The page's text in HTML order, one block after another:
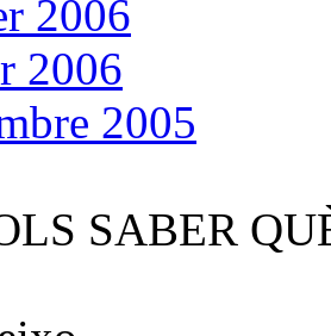
2006
2006
2005
SABER